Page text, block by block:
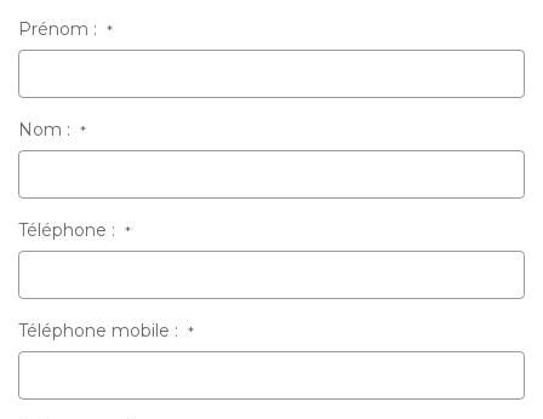
Prénom : *
Nom : *
Téléphone : *
Téléphone mobile : *